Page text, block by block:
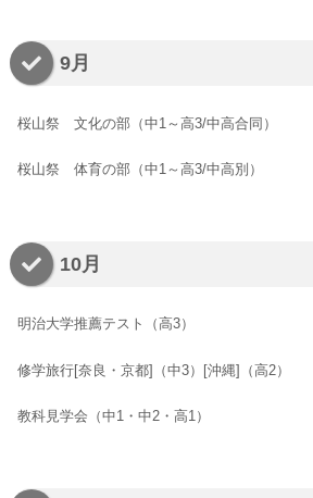
9月
桜山祭 文化の部（中1～高3/中高合同）
桜山祭 体育の部（中1～高3/中高別）
10月
明治大学推薦テスト（高3）
修学旅行[奈良・京都]（中3）[沖縄]（高2）
教科見学会（中1・中2・高1）